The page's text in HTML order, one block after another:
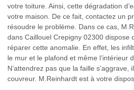
votre toiture. Ainsi, cette dégradation
votre maison. De ce fait, contactez un
résoudre le problème. Dans ce cas,
dans Caillouel Crepigny 02300 dispose
réparer cette anomalie. En effet, les
le mur et le plafond et même l’intérieur
N’attendrez pas que la faille s’aggrave,
couvreur. M.Reinhardt est à votre